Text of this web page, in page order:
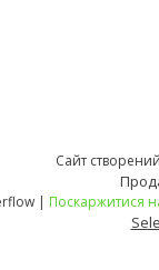
Сайт
Interflow | Поскаржитися